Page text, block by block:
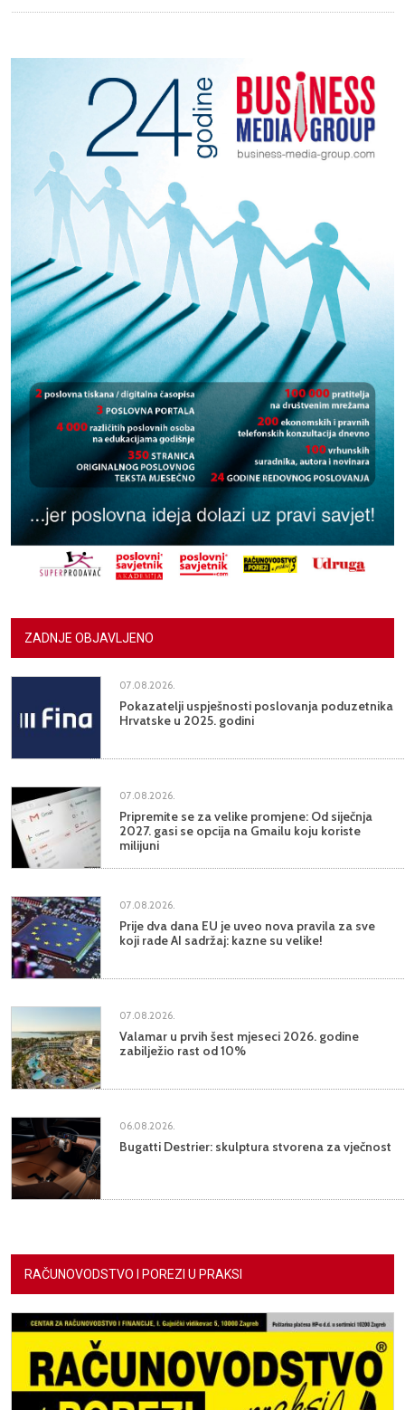
ZADNJE OBJAVLJENO
07.08.2026.
Pokazatelji uspješnosti poslovanja poduzetnika
Hrvatske u 2025. godini
07.08.2026.
Pripremite se za velike promjene: Od siječnja
2027. gasi se opcija na Gmailu koju koriste
milijuni
07.08.2026.
Prije dva dana EU je uveo nova pravila za sve
koji rade AI sadržaj: kazne su velike!
07.08.2026.
Valamar u prvih šest mjeseci 2026. godine
zabilježio rast od 10%
06.08.2026.
Bugatti Destrier: skulptura stvorena za vječnost
RAČUNOVODSTVO I POREZI U PRAKSI